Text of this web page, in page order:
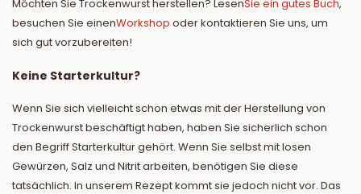
Möchten Sie Trockenwurst herstellen? LesenSie ein gutes Buch,
besuchen Sie einenWorkshop oder kontaktieren Sie uns, um
sich gut vorzubereiten!
Keine Starterkultur?
Wenn Sie sich vielleicht schon etwas mit der Herstellung von
Trockenwurst beschäftigt haben, haben Sie sicherlich schon
den Begriff Starterkultur gehört. Wenn Sie selbst mit losen
Gewürzen, Salz und Nitrit arbeiten, benötigen Sie diese
tatsächlich. In unserem Rezept kommt sie jedoch nicht vor. Das